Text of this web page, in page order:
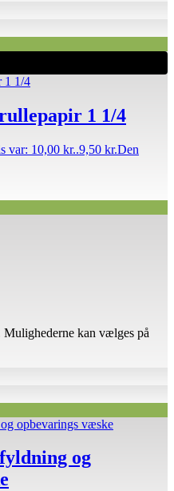
1 1/4
var: 10,00 kr..9,50 kr.Den
Mulighederne kan vælges på
og